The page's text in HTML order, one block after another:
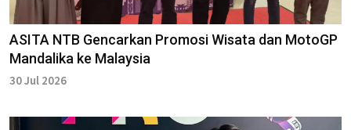
ASITA NTB Gencarkan Promosi Wisata dan MotoGP
Mandalika ke Malaysia
30 Jul 2026